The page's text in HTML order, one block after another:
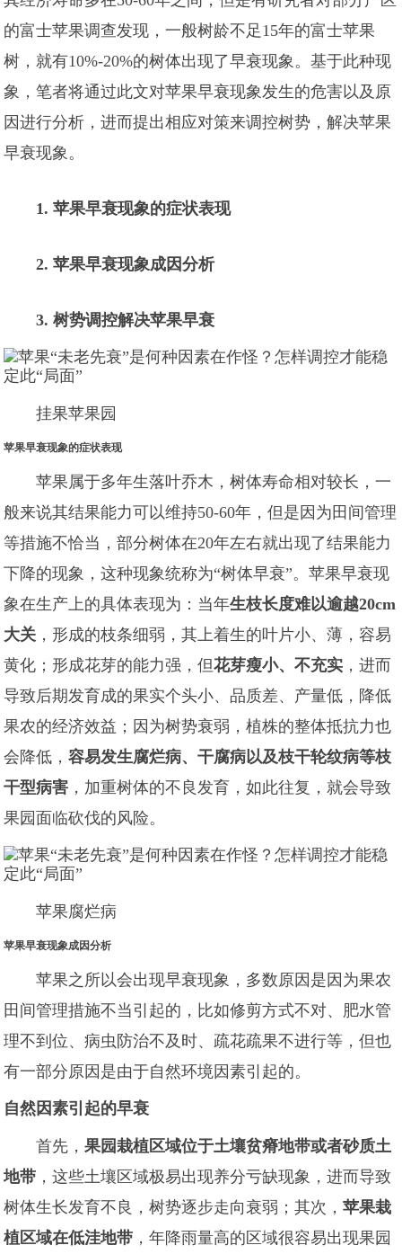
的富士苹果调查发现，一般树龄不足15年的富士苹果
树，就有10%-20%的树体出现了早衰现象。基于此种现
象，笔者将通过此文对苹果早衰现象发生的危害以及原
因进行分析，进而提出相应对策来调控树势，解决苹果
早衰现象。
1. 苹果早衰现象的症状表现
2. 苹果早衰现象成因分析
3. 树势调控解决苹果早衰
挂果苹果园
苹果早衰现象的症状表现
苹果属于多年生落叶乔木，树体寿命相对较长，一
般来说其结果能力可以维持50-60年，但是因为田间管理
等措施不恰当，部分树体在20年左右就出现了结果能力
下降的现象，这种现象统称为“树体早衰”。苹果早衰现
象在生产上的具体表现为：当年生枝长度难以逾越20cm
大关 ，形成的枝条细弱，其上着生的叶片小、薄，容易
黄化；形成花芽的能力强，但花芽瘦小、不充实 ，进而
导致后期发育成的果实个头小、品质差、产量低，降低
果农的经济效益；因为树势衰弱，植株的整体抵抗力也
会降低，容易发生腐烂病、干腐病以及枝干轮纹病等枝
干型病害 ，加重树体的不良发育，如此往复，就会导致
果园面临砍伐的风险。
苹果腐烂病
苹果早衰现象成因分析
苹果之所以会出现早衰现象，多数原因是因为果农
田间管理措施不当引起的，比如修剪方式不对、肥水管
理不到位、病虫防治不及时、疏花疏果不进行等，但也
有一部分原因是由于自然环境因素引起的。
自然因素引起的早衰
首先，果园栽植区域位于土壤贫瘠地带或者砂质土
地带 ，这些土壤区域极易出现养分亏缺现象，进而导致
树体生长发育不良，树势逐步走向衰弱；其次，苹果栽
植区域在低洼地带 ，年降雨量高的区域很容易出现果园